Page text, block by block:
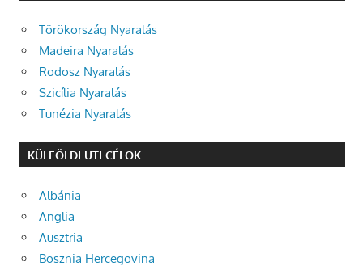
Törökország Nyaralás
Madeira Nyaralás
Rodosz Nyaralás
Szicília Nyaralás
Tunézia Nyaralás
KÜLFÖLDI UTI CÉLOK
Albánia
Anglia
Ausztria
Bosznia Hercegovina